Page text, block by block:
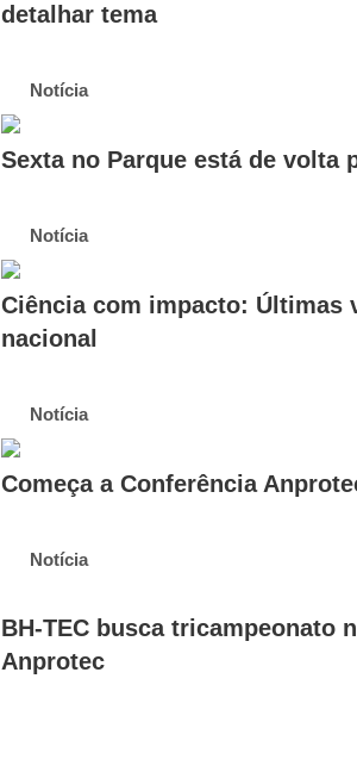
detalhar tema
Notícia
Sexta no Parque está de volta
Notícia
Ciência com impacto: Últimas
nacional
Notícia
Começa a Conferência
Notícia
BH-TEC busca tricampeonato
Anprotec